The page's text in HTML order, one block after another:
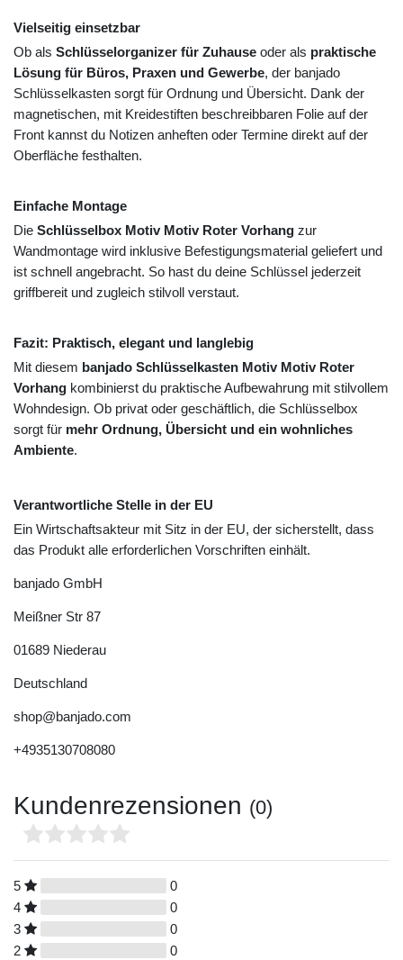
Vielseitig einsetzbar
Ob als Schlüsselorganizer für Zuhause oder als praktische
Lösung für Büros, Praxen und Gewerbe, der banjado
Schlüsselkasten sorgt für Ordnung und Übersicht. Dank der
magnetischen, mit Kreidestiften beschreibbaren Folie auf der
Front kannst du Notizen anheften oder Termine direkt auf der
Oberfläche festhalten.
Einfache Montage
Die Schlüsselbox Motiv Motiv Roter Vorhang zur
Wandmontage wird inklusive Befestigungsmaterial geliefert und
ist schnell angebracht. So hast du deine Schlüssel jederzeit
griffbereit und zugleich stilvoll verstaut.
Fazit: Praktisch, elegant und langlebig
Mit diesem banjado Schlüsselkasten Motiv Motiv Roter
Vorhang kombinierst du praktische Aufbewahrung mit stilvollem
Wohndesign. Ob privat oder geschäftlich, die Schlüsselbox
sorgt für mehr Ordnung, Übersicht und ein wohnliches
Ambiente.
Verantwortliche Stelle in der EU
Ein Wirtschaftsakteur mit Sitz in der EU, der sicherstellt, dass
das Produkt alle erforderlichen Vorschriften einhält.
banjado GmbH
Meißner Str 87
01689 Niederau
Deutschland
shop@banjado.com
+4935130708080
Kundenrezensionen (0)
5
0
4
0
3
0
2
0